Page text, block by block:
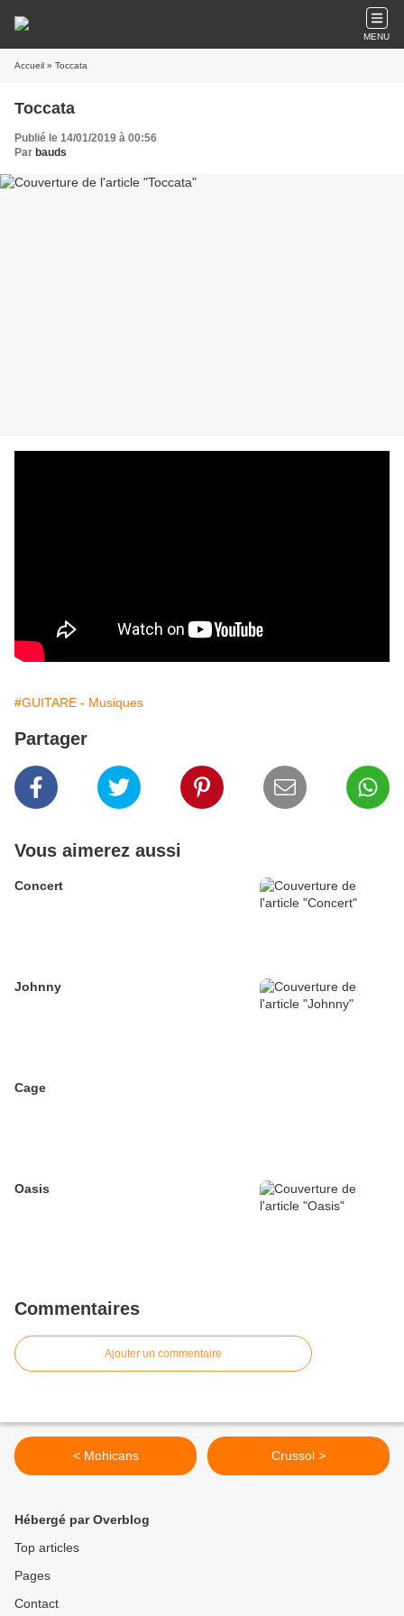
MENU
Accueil » Toccata
Toccata
Publié le 14/01/2019 à 00:56
Par bauds
#GUITARE - Musiques
Partager
Vous aimerez aussi
Concert
Johnny
Cage
Oasis
Commentaires
Ajouter un commentaire
< Mohicans Crussol >
Hébergé par Overblog
Top articles
Pages
Contact